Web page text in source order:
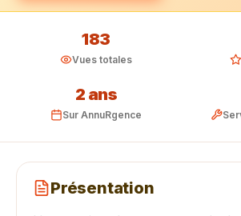
183
Vues totales
2 ans
Sur AnnuRgence
Présentation